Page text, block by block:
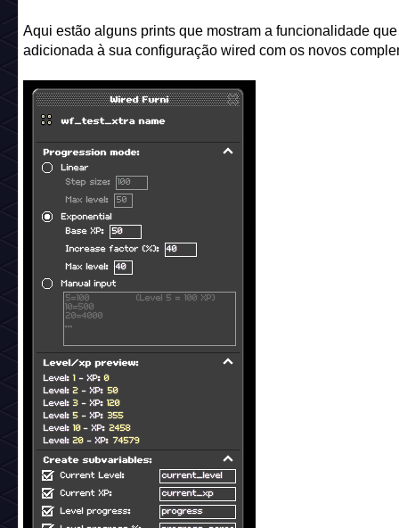
Código:wf_xtra_var_time_util
Complementos Wired de Variáveis ​​que criam Subvariáveis
de uma Variável existente. Eles são feitos para reduzir
complexas para mecanismos que são comuns em
programação/jogos.
Aqui estão alguns prints que mostram a funcionalidade
adicionada à sua configuração wired com os novos